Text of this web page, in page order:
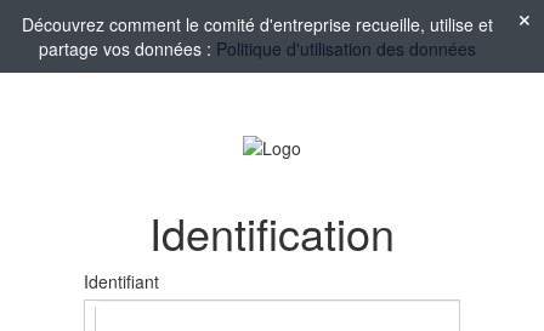
Découvrez comment le comité d'entreprise recueille, utilise et
partage vos données : Politique d'utilisation des données
Identification
Identifiant